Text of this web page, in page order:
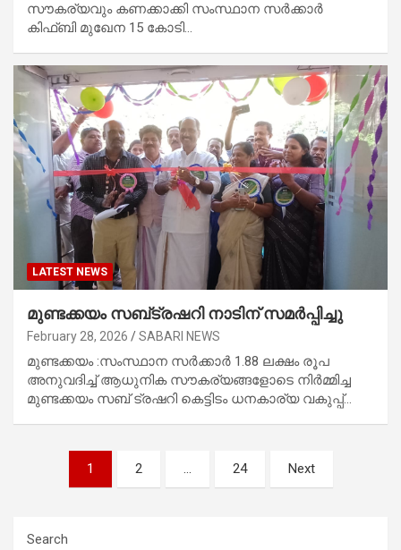
സൗകര്യവും കണക്കാക്കി സംസ്ഥാന സർക്കാർ
കിഫ്ബി മുഖേന 15 കോടി…
LATEST NEWS
മുണ്ടക്കയം സബ്ട്രഷറി നാടിന് സമർപ്പിച്ചു
February 28, 2026 SABARI NEWS
മുണ്ടക്കയം :സംസ്ഥാന സർക്കാർ 1.88 ലക്ഷം രൂപ
അനുവദിച്ച് ആധുനിക സൗകര്യങ്ങളോടെ നിർമ്മിച്ച
മുണ്ടക്കയം സബ് ട്രഷറി കെട്ടിടം ധനകാര്യ വകുപ്പ്…
navigation
1 2 … 24 Next
Search